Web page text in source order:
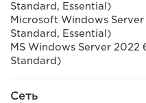
Standard, Essential)
Microsoft Windows
Standard, Essential)
MS Windows Server
Standard)
Сеть